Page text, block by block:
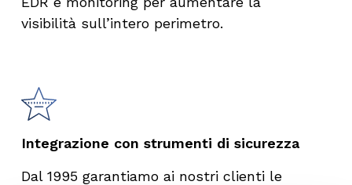
visibilità sull’intero perimetro.
Integrazione con strumenti di sicurezza
Dal 1995 garantiamo ai nostri clienti le